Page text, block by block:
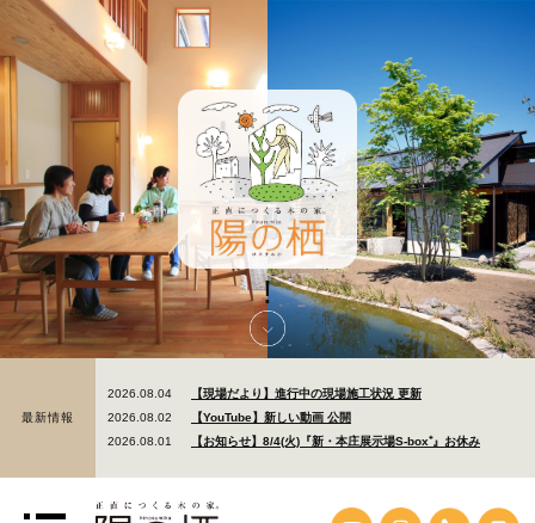
!
最新情報
2026.08.04
【現場だより】進行中の現場施工状況 更新
2026.08.02
【YouTube】新しい動画 公開
2026.08.01
【お知らせ】8/4(火)『新・本庄展示場S-box⁺』お休み